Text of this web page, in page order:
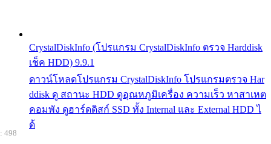
CrystalDiskInfo (โปรแกรม CrystalDiskInfo ตรวจ Harddisk
เช็ค HDD) 9.9.1
ดาวน์โหลดโปรแกรม CrystalDiskInfo โปรแกรมตรวจ Har
ddisk ดู สถานะ HDD ดูอุณหภูมิเครื่อง ความเร็ว หาสาเหต
คอมพัง ดูฮาร์ดดิสก์ SSD ทั้ง Internal และ External HDD ไ
ด้
498